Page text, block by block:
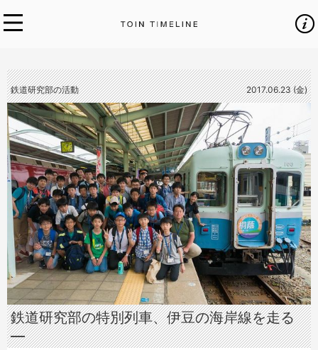
鉄道研究部の活動 2017.06.23 (金)
鉄道研究部の特別列車、伊豆の海岸線を走る
―